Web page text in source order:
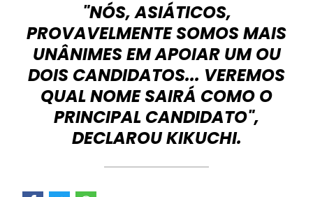
"NÓS, ASIÁTICOS,
PROVAVELMENTE SOMOS MAIS
UNÂNIMES EM APOIAR UM OU
DOIS CANDIDATOS... VEREMOS
QUAL NOME SAIRÁ COMO O
PRINCIPAL CANDIDATO",
DECLAROU KIKUCHI.